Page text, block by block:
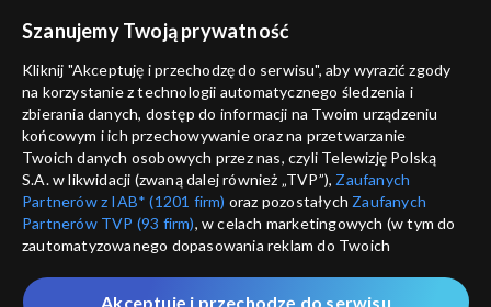
ANULUJ
informacje o dostawcy usług
Szanujemy Twoją prywatność
Kliknij "Akceptuję i przechodzę do serwisu", aby wyrazić zgody
na korzystanie z technologii automatycznego śledzenia i
zbierania danych, dostęp do informacji na Twoim urządzeniu
końcowym i ich przechowywanie oraz na przetwarzanie
Twoich danych osobowych przez nas, czyli Telewizję Polską
S.A. w likwidacji (zwaną dalej również „TVP”), Zaufanych
Partnerów z IAB* (1201 firm) oraz pozostałych Zaufanych
Partnerów TVP (93 firm), w celach marketingowych (w tym do
zautomatyzowanego dopasowania reklam do Twoich
które wskazujemy poniżej, a także zgody na udostępnianie
Akceptuję i przechodzę do serwisu